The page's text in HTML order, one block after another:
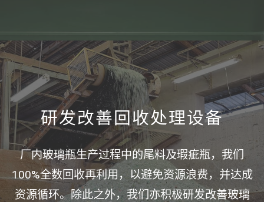
研发改善回收处理设备
厂内玻璃瓶生产过程中的尾料及瑕疵瓶，我们
100%全数回收再利用，以避免资源浪费，并达成
资源循环。除此之外，我们亦积极研发改善玻璃